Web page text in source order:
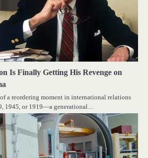
Is Finally Getting His Revenge on
a reordering moment in international relations
1945, or 1919—a generational…